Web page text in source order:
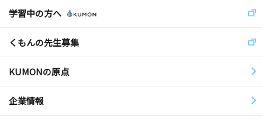
学習中の方へ
くもんの先生募集
KUMONの原点
企業情報